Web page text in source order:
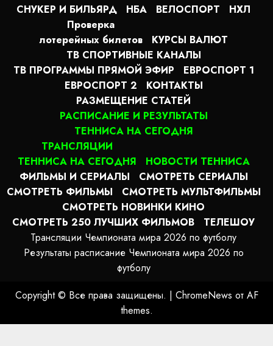
СНУКЕР И БИЛЬЯРД
НБА ВЕЛОСПОРТ
НХЛ
Проверка
лотерейных билетов
КУРСЫ ВАЛЮТ
ТВ СПОРТИВНЫЕ КАНАЛЫ
ТВ ПРОГРАММЫ ПРЯМОЙ ЭФИР
ЕВРОСПОРТ 1
ЕВРОСПОРТ 2
КОНТАКТЫ
РАЗМЕЩЕНИЕ СТАТЕЙ
РАСПИСАНИЕ И РЕЗУЛЬТАТЫ
ТЕННИСА НА СЕГОДНЯ
ТРАНСЛЯЦИИ
ТЕННИСА НА СЕГОДНЯ
НОВОСТИ ТЕННИСА
ФИЛЬМЫ И СЕРИАЛЫ
СМОТРЕТЬ СЕРИАЛЫ
СМОТРЕТЬ ФИЛЬМЫ
СМОТРЕТЬ МУЛЬТФИЛЬМЫ
СМОТРЕТЬ НОВИНКИ КИНО
СМОТРЕТЬ 250 ЛУЧШИХ ФИЛЬМОВ
ТЕЛЕШОУ
Трансляции Чемпионата мира 2026 по футболу
Результаты расписание Чемпионата мира 2026 по
футболу
Copyright © Все права защищены. | ChromeNews от AF
themes.